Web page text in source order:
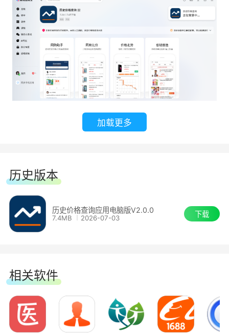
加载更多
历史版本
历史价格查询应用电脑版V2.0.0
7.4MB 2026-07-03 下载
相关软件